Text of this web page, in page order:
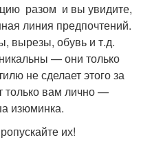
разом и вы увидите,
линия предпочтений.
вырезы, обувь и т.д.
— они только
не сделает этого за
только вам лично —
изюминка.
их!